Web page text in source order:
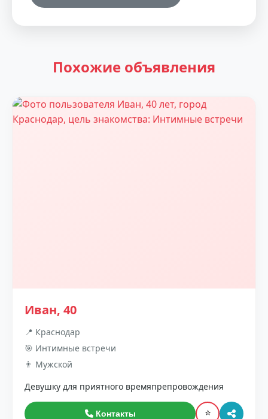
Похожие объявления
Иван, 40
📍 Краснодар
🎯 Интимные встречи
👨 Мужской
Девушку для приятного времяпрепровождения
Контакты ⭐